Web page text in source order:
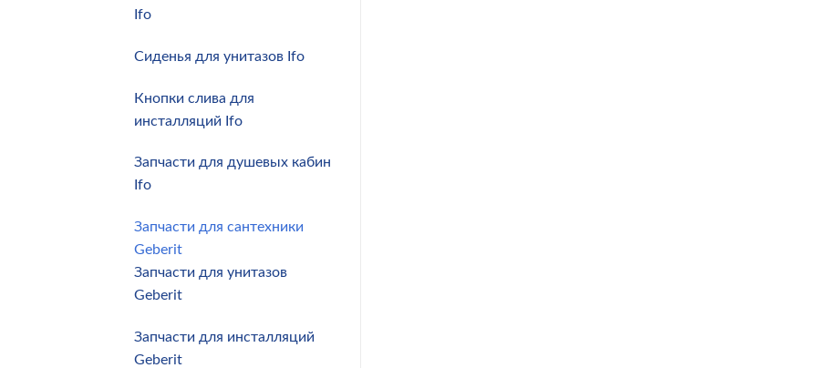
Ifo
Сиденья для унитазов Ifo
Кнопки слива для
инсталляций Ifo
Запчасти для душевых кабин
Ifo
Запчасти для сантехники
Geberit
Запчасти для унитазов
Geberit
Запчасти для инсталляций
Geberit